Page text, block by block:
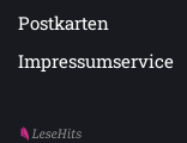
Postkarten
Impressumservice